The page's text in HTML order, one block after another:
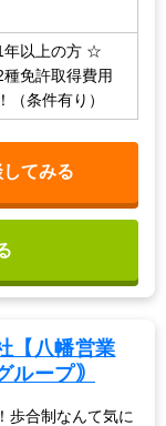
以上の方 ☆
免許取得費用
（条件有り）
てみる
【八幡営業
ループ｠
歩合制なんて気に